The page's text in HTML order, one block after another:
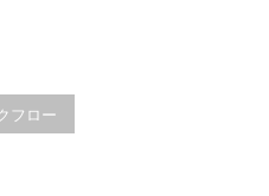
フロー